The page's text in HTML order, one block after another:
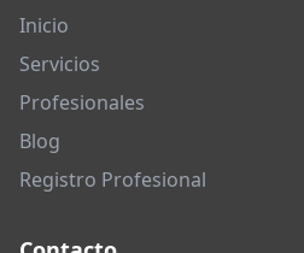
Inicio
Servicios
Profesionales
Blog
Registro Profesional